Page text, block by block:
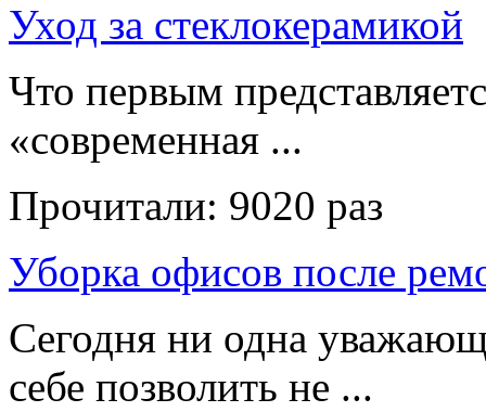
Уход за стеклокерамикой
Что первым
«современная ...
Прочитали: 9020 раз
Уборка офисов после
Сегодня ни одна
себе позволить не ...